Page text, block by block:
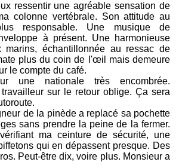
ressentir une agréable sensation de
colonne vertébrale. Son attitude au
responsable. Une musique de
à présent. Une harmonieuse
marins, échantillonnée au ressac de
plus du coin de l'œil mais demeure
le compte du café.
une nationale très encombrée.
sur le retour oblige. Ça sera
de la pinède a replacé sa pochette
sans prendre la peine de la fermer.
ma ceinture de sécurité, une
qui en dépassent presque. Des
Peut-être dix, voire plus. Monsieur a